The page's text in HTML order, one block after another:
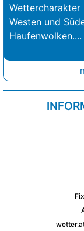
Wettercharakter
Westen und
Haufenwolken....